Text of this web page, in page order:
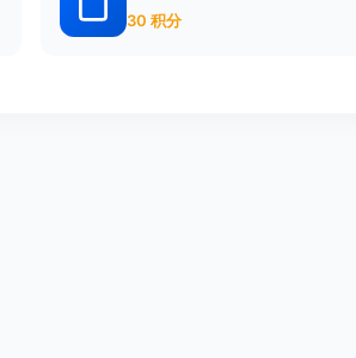
30 积分